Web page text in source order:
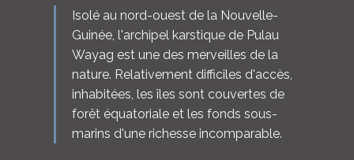
Isolé au nord-ouest de la Nouvelle-
Guinée, l'archipel karstique de Pulau
Wayag est une des merveilles de la
nature. Relativement difficiles d'accès,
inhabitées, les îles sont couvertes de
forêt équatoriale et les fonds sous-
marins d'une richesse incomparable.